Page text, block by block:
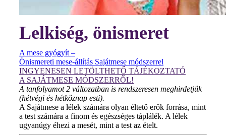
Lelkiség, önismeret
A mese gyógyít –
Önismereti mese-állítás Sajátmese módszerrel
INGYENESEN LETÖLTHETŐ TÁJÉKOZTATÓ
A SAJÁTMESE MÓDSZERRŐL!
A tanfolyamot 2 változatban is rendszeresen meghirdetjük
(hétvégi és hétköznap esti).
A Sajátmese a lélek számára olyan éltető erők forrása, mint
a test számára a finom és egészséges táplálék. A lélek
ugyanúgy éhezi a mesét, mint a test az ételt.